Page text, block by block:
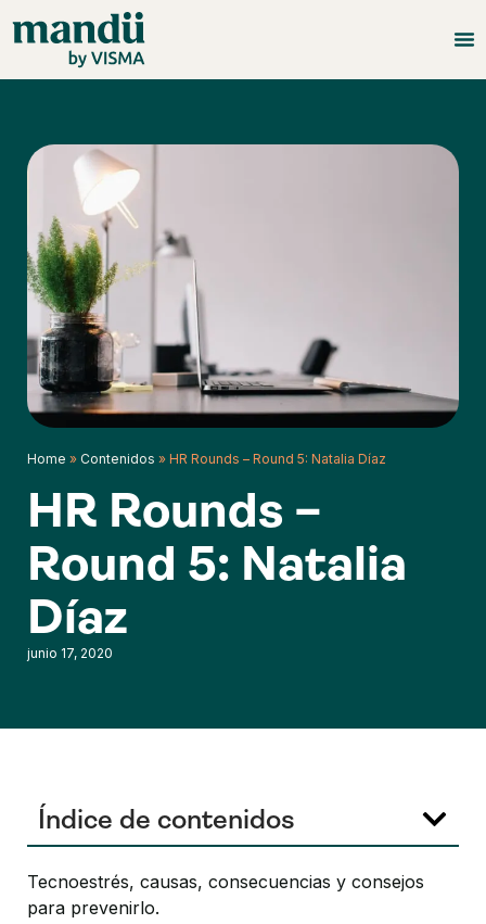
Home » Contenidos » HR Rounds – Round 5: Natalia Díaz
HR Rounds –
Round 5: Natalia
Díaz
junio 17, 2020
Índice de contenidos
Tecnoestrés, causas, consecuencias y consejos
para prevenirlo.